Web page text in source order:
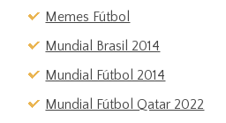
Memes Fútbol
Mundial Brasil 2014
Mundial Fútbol 2014
Mundial Fútbol Qatar 2022